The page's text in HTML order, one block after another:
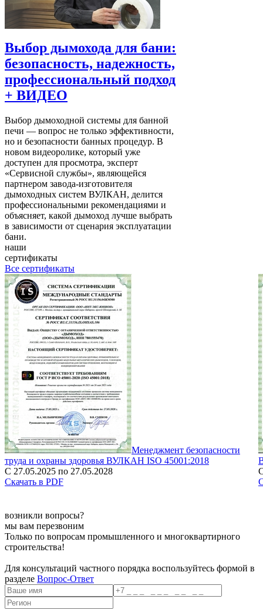
Выбор дымохода для бани:
безопасность, надежность,
профессиональный подход
+ ВИДЕО
Выбор дымоходной системы для банной
печи — вопрос не только эффективности,
но и безопасности банных процедур. В
новом видеоролике, который уже
доступен для просмотра, эксперт
«Сервисной службы», являющейся
партнером завода-изготовителя
дымоходных систем ВУЛКАН, делится
профессиональными рекомендациями и
объясняет, какой дымоход лучше выбрать
в зависимости от сценария эксплуатации
бани.
наши
сертификаты
Все сертификаты
Менеджмент безопасности
труда и охраны здоровья ВУЛКАН ISO 45001:2018
С 27.05.2025 по 27.05.2028
Скачать в PDF
возникли вопросы?
мы вам перезвоним
Только по вопросам промышленного и многоквартирного
строительства!
Для консультаций частного порядка воспользуйтесь формой в
разделе Вопрос-Ответ